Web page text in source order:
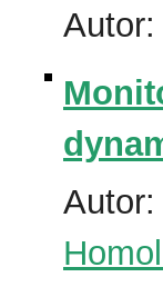
Autor:
Autor: